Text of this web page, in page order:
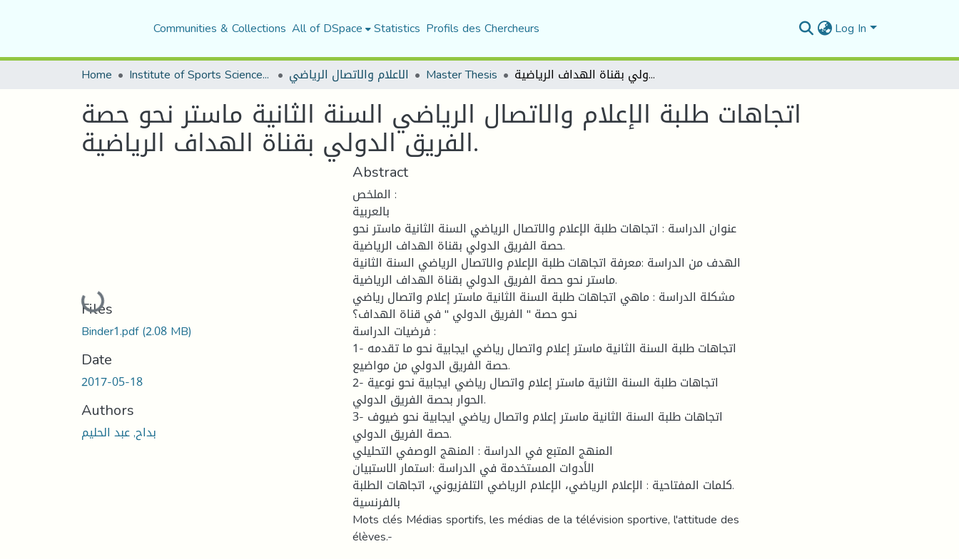
Communities & Collections All of DSpace Statistics Profils des Chercheurs Log In
Home Institute of Sports Sciences and Techniques الاعلام والاتصال الرياضي Master Thesis اتجاهات طلبة الإعلام والاتصال الرياضي السنة الثانية ماستر نحو حصة الفريق الدولي بقناة الهداف الرياضية.
اتجاهات طلبة الإعلام والاتصال الرياضي السنة الثانية ماستر نحو حصة
الفريق الدولي بقناة الهداف الرياضية.
Loading...
Files
Binder1.pdf(2.08 MB)
Date
2017-05-18
Authors
بداح, عبد الحليم
Abstract
الملخص :
بالعربية
عنوان الدراسة : اتجاهات طلبة الإعلام والاتصال الرياضي السنة الثانية ماستر نحو
حصة الفريق الدولي بقناة الهداف الرياضية.
الهدف من الدراسة :معرفة اتجاهات طلبة الإعلام والاتصال الرياضي السنة الثانية
ماستر نحو حصة الفريق الدولي بقناة الهداف الرياضية.
مشكلة الدراسة : ماهي اتجاهات طلبة السنة الثانية ماستر إعلام واتصال رياضي
نحو حصة " الفريق الدولي " في قناة الهداف؟
فرضيات الدراسة :
1- اتجاهات طلبة السنة الثانية ماستر إعلام واتصال رياضي ايجابية نحو ما تقدمه
حصة الفريق الدولي من مواضيع.
2- اتجاهات طلبة السنة الثانية ماستر إعلام واتصال رياضي ايجابية نحو نوعية
الحوار بحصة الفريق الدولي.
3- اتجاهات طلبة السنة الثانية ماستر إعلام واتصال رياضي ايجابية نحو ضيوف
حصة الفريق الدولي.
المنهج المتبع في الدراسة : المنهج الوصفي التحليلي
الأدوات المستخدمة في الدراسة :استمار الاستبيان
كلمات المفتاحية : الإعلام الرياضي، الإعلام الرياضي التلفزيوني، اتجاهات الطلبة.
بالفرنسية
Mots clés Médias sportifs, les médias de la télévision sportive, l'attitude des
élèves.-